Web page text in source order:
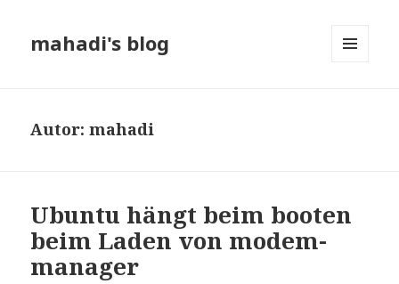
mahadi's blog
Autor:mahadi
Ubuntu hängt beim booten
beim Laden von modem-
manager